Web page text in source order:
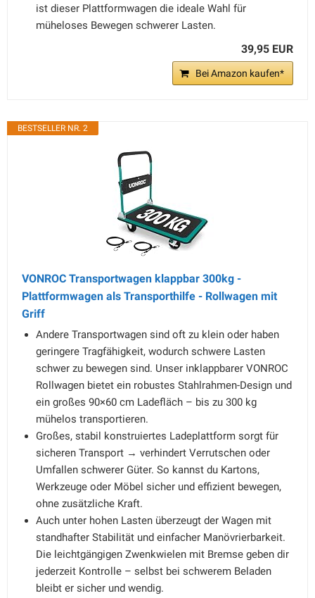
ist dieser Plattformwagen die ideale Wahl für
müheloses Bewegen schwerer Lasten.
39,95 EUR
Bei Amazon kaufen*
BESTSELLER NR. 2
VONROC Transportwagen klappbar 300kg -
Plattformwagen als Transporthilfe - Rollwagen mit
Griff
Andere Transportwagen sind oft zu klein oder haben
geringere Tragfähigkeit, wodurch schwere Lasten
schwer zu bewegen sind. Unser inklappbarer VONROC
Rollwagen bietet ein robustes Stahlrahmen-Design und
ein großes 90×60 cm Ladefläch – bis zu 300 kg
mühelos transportieren.
Großes, stabil konstruiertes Ladeplattform sorgt für
sicheren Transport → verhindert Verrutschen oder
Umfallen schwerer Güter. So kannst du Kartons,
Werkzeuge oder Möbel sicher und effizient bewegen,
ohne zusätzliche Kraft.
Auch unter hohen Lasten überzeugt der Wagen mit
standhafter Stabilität und einfacher Manövrierbarkeit.
Die leichtgängigen Zwenkwielen mit Bremse geben dir
jederzeit Kontrolle – selbst bei schwerem Beladen
bleibt er sicher und wendig.